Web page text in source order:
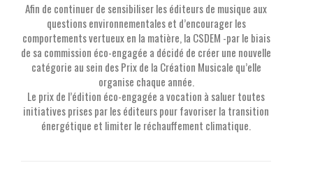
Afin de continuer de sensibiliser les éditeurs de musique aux
questions environnementales et d’encourager les
comportements vertueux en la matière, la CSDEM -par le biais
de sa commission éco-engagée a décidé de créer une nouvelle
catégorie au sein des Prix de la Création Musicale qu’elle
organise chaque année.
Le prix de l’édition éco-engagée a vocation à saluer toutes
initiatives prises par les éditeurs pour favoriser la transition
énergétique et limiter le réchauffement climatique.